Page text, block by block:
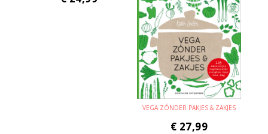
VEGA ZÓNDER PAKJES & ZAKJES
€ 27,99